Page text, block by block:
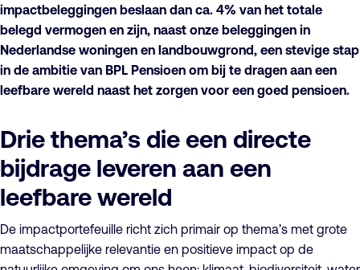
impactbeleggingen beslaan dan ca. 4% van het totale
belegd vermogen en zijn, naast onze beleggingen in
Nederlandse woningen en landbouwgrond, een stevige stap
in de ambitie van BPL Pensioen om bij te dragen aan een
leefbare wereld naast het zorgen voor een goed pensioen.
Drie thema’s die een directe
bijdrage leveren aan een
leefbare wereld
De impactportefeuille richt zich primair op thema’s met grote
maatschappelijke relevantie en positieve impact op de